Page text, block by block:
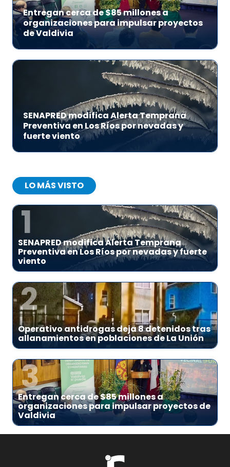
Entregan cerca de $85 millones a
organizaciones para impulsar proyectos
de Valdivia
SENAPRED modifica Alerta Temprana
Preventiva en Los Ríos por nevadas y
fuerte viento
LO MÁS VISTO
1
SENAPRED modifica Alerta Temprana
Preventiva en Los Ríos por nevadas y fuerte
viento
2
Operativo antidrogas deja 8 detenidos tras
allanamientos en poblaciones de La Unión
3
Entregan cerca de $85 millones a
organizaciones para impulsar proyectos de
Valdivia